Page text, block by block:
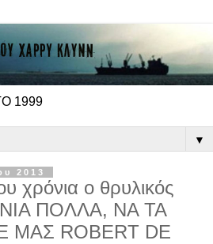
1999
▼
2013
χρόνια ο θρυλικός
ΠΟΛΛΑ, ΝΑ ΤΑ
ΜΑΣ ROBERT DE